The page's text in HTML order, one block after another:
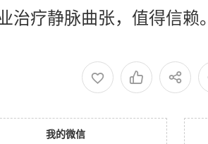
治疗静脉曲张，值得信赖。
我的微信